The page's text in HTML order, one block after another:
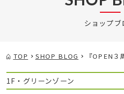
ショップブ
TOP SHOP BLOG 『OPEN３
1F・グリーンゾーン